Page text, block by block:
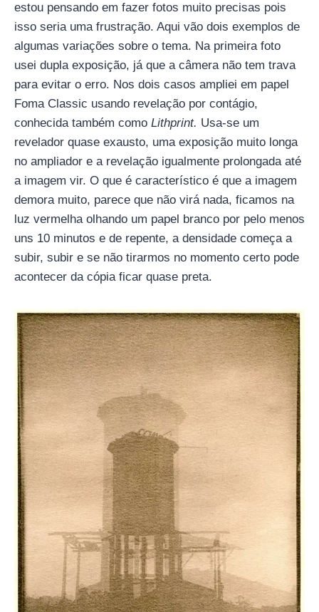
estou pensando em fazer fotos muito precisas pois
isso seria uma frustração. Aqui vão dois exemplos de
algumas variações sobre o tema. Na primeira foto
usei dupla exposição, já que a câmera não tem trava
para evitar o erro. Nos dois casos ampliei em papel
Foma Classic usando revelação por contágio,
conhecida também como Lithprint. Usa-se um
revelador quase exausto, uma exposição muito longa
no ampliador e a revelação igualmente prolongada até
a imagem vir. O que é característico é que a imagem
demora muito, parece que não virá nada, ficamos na
luz vermelha olhando um papel branco por pelo menos
uns 10 minutos e de repente, a densidade começa a
subir, subir e se não tirarmos no momento certo pode
acontecer da cópia ficar quase preta.